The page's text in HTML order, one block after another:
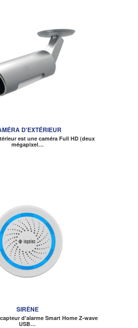
D'EXTÉRIEUR
est une caméra Full HD (deux
mégapixel…
SIRÈNE
d'alarme Smart Home Z-wave
USB…